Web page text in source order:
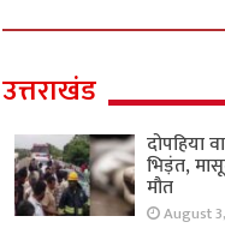
उत्तराखंड
दोपहिया
भिड़ंत,
मौत
August